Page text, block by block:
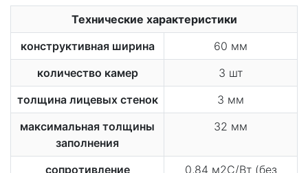
Технические характеристики
конструктивная ширина
60 мм
количество камер
3 шт
толщина лицевых стенок
3 мм
максимальная толщины
заполнения
32 мм
сопротивление
0,84 м2С/Вт (без